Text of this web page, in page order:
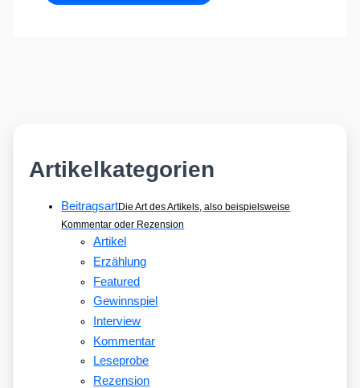
Artikelkategorien
BeitragsartDie Art des Artikels, also beispielsweise
Kommentar oder Rezension
Artikel
Erzählung
Featured
Gewinnspiel
Interview
Kommentar
Leseprobe
Rezension